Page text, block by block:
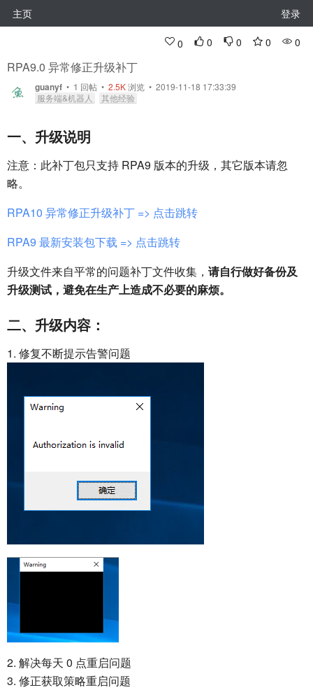
主页 登录
0 0 0 0 0
RPA9.0 异常修正升级补丁
guanyf • 1 回帖 • 2.5K浏览 • 2019-11-18 17:33:39
服务端&机器人
其他经验
一、升级说明
注意：此补丁包只支持 RPA9 版本的升级，其它版本请忽
略。
RPA10 异常修正升级补丁 => 点击跳转
RPA9 最新安装包下载 => 点击跳转
升级文件来自平常的问题补丁文件收集， 请自行做好备份及
升级测试，避免在生产上造成不必要的麻烦。
二、升级内容：
1. 修复不断提示告警问题
2. 解决每天 0 点重启问题
3. 修正获取策略重启问题